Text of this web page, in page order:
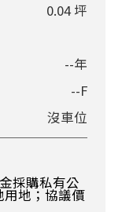
0.04 坪
--年
--F
沒車位
採購私有公
地；協議價